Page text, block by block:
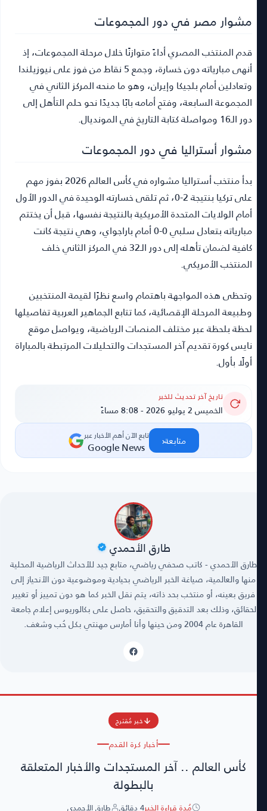
مشوار مصر في دور المجموعات
قدم المنتخب المصري أداءً متوازنًا خلال مرحلة المجموعات، إذ
أنهى مبارياته دون خسارة، وجمع 5 نقاط من فوز على نيوزيلندا
وتعادلين أمام بلجيكا وإيران، وهو ما منحه المركز الثاني في
المجموعة السابعة، وفتح أمامه بابًا جديدًا نحو حلم التأهل إلى
دور الـ16 ومواصلة كتابة التاريخ في المونديال.
مشوار أستراليا في دور المجموعات
بدأ منتخب أستراليا مشواره في كأس العالم 2026 بفوز مهم
على تركيا بنتيجة 2-0، ثم تلقى خسارته الوحيدة في الدور الأول
أمام الولايات المتحدة الأمريكية بالنتيجة نفسها، قبل أن يختتم
مبارياته بتعادل سلبي 0-0 أمام باراجواي، وهي نتيجة كانت
كافية لضمان تأهله إلى دور الـ32 في المركز الثاني خلف
المنتخب الأمريكي.
وتحظى هذه المواجهة باهتمام واسع نظرًا لقيمة المنتخبين
وطبيعة المرحلة الإقصائية، كما تتابع الجماهير العربية تفاصيلها
لحظة بلحظة عبر مختلف المنصات الرياضية، ويواصل موقع
نايس كورة تقديم آخر المستجدات والتحليلات المرتبطة بالمباراة
أولًا بأول.
تاريخ آخر تحديث للخبر
الخميس 2 يوليو 2026 - 8:08 مساءً
تابع الآن أهم الأخبار عبر
Google News متابعة‹
طارق الأحمدي
طارق الأحمدي - كاتب صحفي رياضي، متابع جيد للأحداث الرياضية المحلية
منها والعالمية، صياغة الخبر الرياضي بحيادية وموضوعية دون الأنحياز إلى
فريق بعينه، أو منتخب بحد ذاته، يتم نقل الخبر كما هو دون تمييز أو تغيير
لحقائق، وذلك بعد التدقيق والتحقيق، حاصل على بكالوريوس إعلام جامعة
القاهرة عام 2004 ومن حينها وأنا أمارس مهنتي بكل حُب وشغف.
خبر مُقترح
أخبار كرة القدم
كأس العالم .. آخر المستجدات والأخبار المتعلقة
بالبطولة
مُدة قراءة الخبر4 دقائق طارق الأحمدي